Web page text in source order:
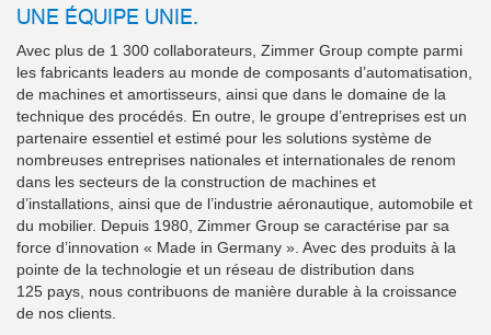
UNE ÉQUIPE UNIE.
Avec plus de 1 300 collaborateurs, Zimmer Group compte parmi
les fabricants leaders au monde de composants d’automatisation,
de machines et amortisseurs, ainsi que dans le domaine de la
technique des procédés. En outre, le groupe d’entreprises est un
partenaire essentiel et estimé pour les solutions système de
nombreuses entreprises nationales et internationales de renom
dans les secteurs de la construction de machines et
d’installations, ainsi que de l’industrie aéronautique, automobile et
du mobilier. Depuis 1980, Zimmer Group se caractérise par sa
force d’innovation « Made in Germany ». Avec des produits à la
pointe de la technologie et un réseau de distribution dans
125 pays, nous contribuons de manière durable à la croissance
de nos clients.